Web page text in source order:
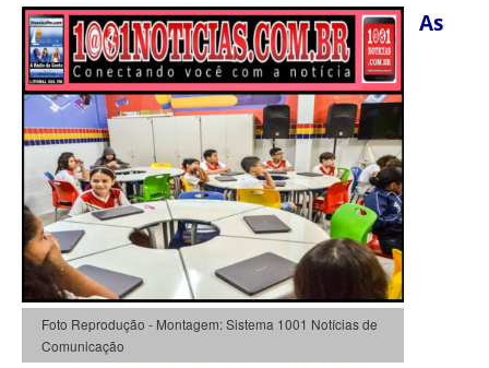
Foto Reprodução - Montagem: Sistema 1001 Notícias de
Comunicação
As